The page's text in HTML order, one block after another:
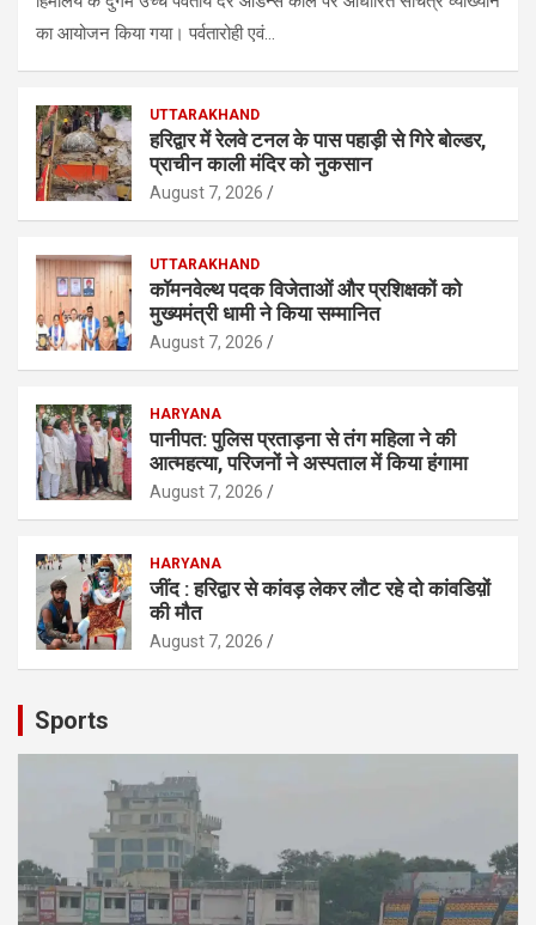
का आयोजन किया गया। पर्वतारोही एवं…
UTTARAKHAND
हरिद्वार में रेलवे टनल के पास पहाड़ी से गिरे बोल्डर,
प्राचीन काली मंदिर को नुकसान
August 7, 2026
UTTARAKHAND
कॉमनवेल्थ पदक विजेताओं और प्रशिक्षकों को
मुख्यमंत्री धामी ने किया सम्मानित
August 7, 2026
HARYANA
पानीपत: पुलिस प्रताड़ना से तंग महिला ने की
आत्महत्या, परिजनों ने अस्पताल में किया हंगामा
August 7, 2026
HARYANA
जींद : हरिद्वार से कांवड़ लेकर लौट रहे दो कांवडिय़ों
की मौत
August 7, 2026
Sports